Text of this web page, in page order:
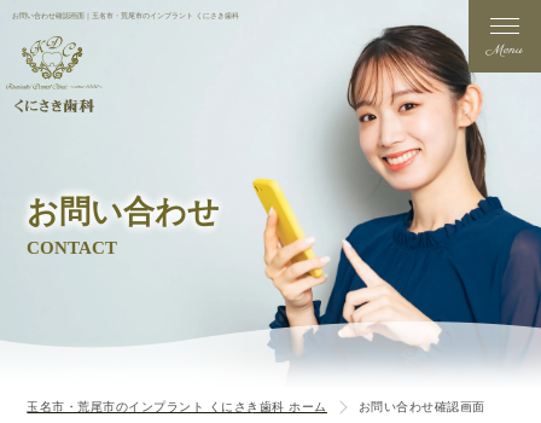
お問い合わせ確認画面｜玉名市・荒尾市のインプラント くにさき歯科
Menu
お問い合わせ
CONTACT
玉名市・荒尾市のインプラント くにさき歯科 ホーム お問い合わせ確認画面